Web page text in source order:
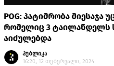
POG: პატიმრობა მიესაჯა
რომელიც 3 ტაილანდელს
აიძულებდა
პუბლიკა
16:20, 12 თებერვალი, 2024